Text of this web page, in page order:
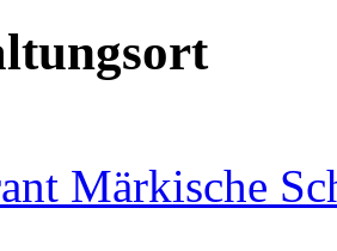
Märkische